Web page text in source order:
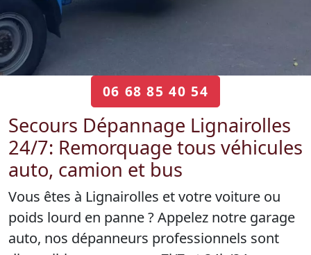
06 68 85 40 54
Secours Dépannage Lignairolles
24/7: Remorquage tous véhicules
auto, camion et bus
Vous êtes à Lignairolles et votre voiture ou
poids lourd en panne ? Appelez notre garage
auto, nos dépanneurs professionnels sont